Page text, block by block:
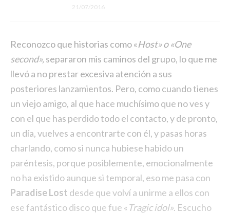
21/07/2016
Reconozco que historias como «Host» o «One
second», separaron mis caminos del grupo, lo que me
llevó a no prestar excesiva atención a sus
posteriores lanzamientos. Pero, como cuando tienes
un viejo amigo, al que hace muchísimo que no ves y
con el que has perdido todo el contacto, y de pronto,
un día, vuelves a encontrarte con él, y pasas horas
charlando, como si nunca hubiese habido un
paréntesis, porque posiblemente, emocionalmente
no ha existido aunque si temporal, eso me pasa con
Paradise Lost desde que volví a unirme a ellos con
ese fantástico disco que fue « Tragic idol». Escucho